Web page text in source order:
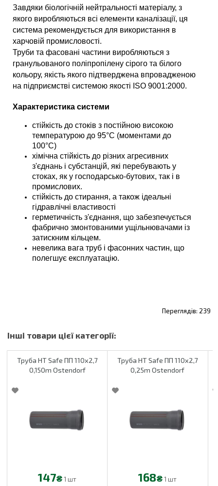
Завдяки біологічній нейтральності матеріалу, з
якого виробляються всі елементи каналізації, ця
система рекомендується для використання в
харчовій промисловості.
Труби та фасовані частини виробляються з
гранульованого поліпропілену сірого та білого
кольору, якість якого підтверджена впровадженою
на підприємстві системою якості ISO 9001:2000.
Характеристика системи
стійкість до стоків з постійною високою
температурою до 95°С (моментами до
100°С)
хімічна стійкість до різних агресивних
з'єднань і субстанцій, які перебувають у
стоках, як у господарсько-бутових, так і в
промислових.
стійкість до стирання, а також ідеальні
гідравлічні властивості
герметичність з'єднання, що забезпечується
фабрично змонтованими ущільнювачами із
затискним кільцем.
невелика вага труб і фасонних частин, що
полегшує експлуатацію.
239
Труба HT Safe ПП 110х2,7
0,150m Ostendorf
147₴1 шт
Труба HT Safe ПП 110х2,7
0,25m Ostendorf
168₴ 1 шт